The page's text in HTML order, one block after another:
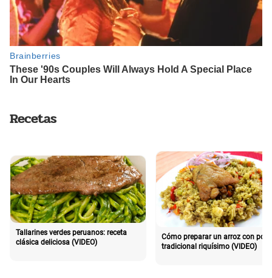
Recetas
Tallarines verdes peruanos: receta
clásica deliciosa (VIDEO)
Cómo preparar un arroz con pollo
tradicional riquísimo (VIDEO)